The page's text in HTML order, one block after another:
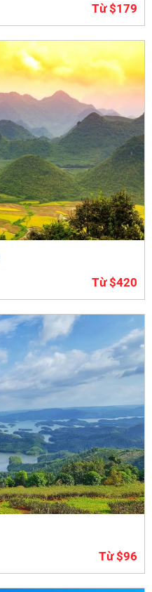
Từ $179
Từ $420
Từ $96